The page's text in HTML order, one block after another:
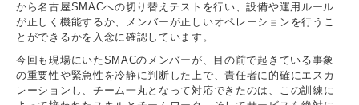
から名古屋SMACへの切り替えテストを行い、設備や運用ルール
が正しく機能するか、メンバーが正しいオペレーションを行うこ
とができるかを入念に確認しています。
今回も現場にいたSMACのメンバーが、目の前で起きている事象
の重要性や緊急性を冷静に判断した上で、責任者に的確にエスカ
レーションし、チーム一丸となって対応できたのは、この訓練に